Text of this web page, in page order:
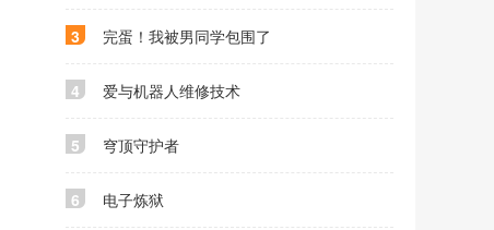
3 完蛋！我被男同学包围了
4 爱与机器人维修技术
5 穹顶守护者
6 电子炼狱